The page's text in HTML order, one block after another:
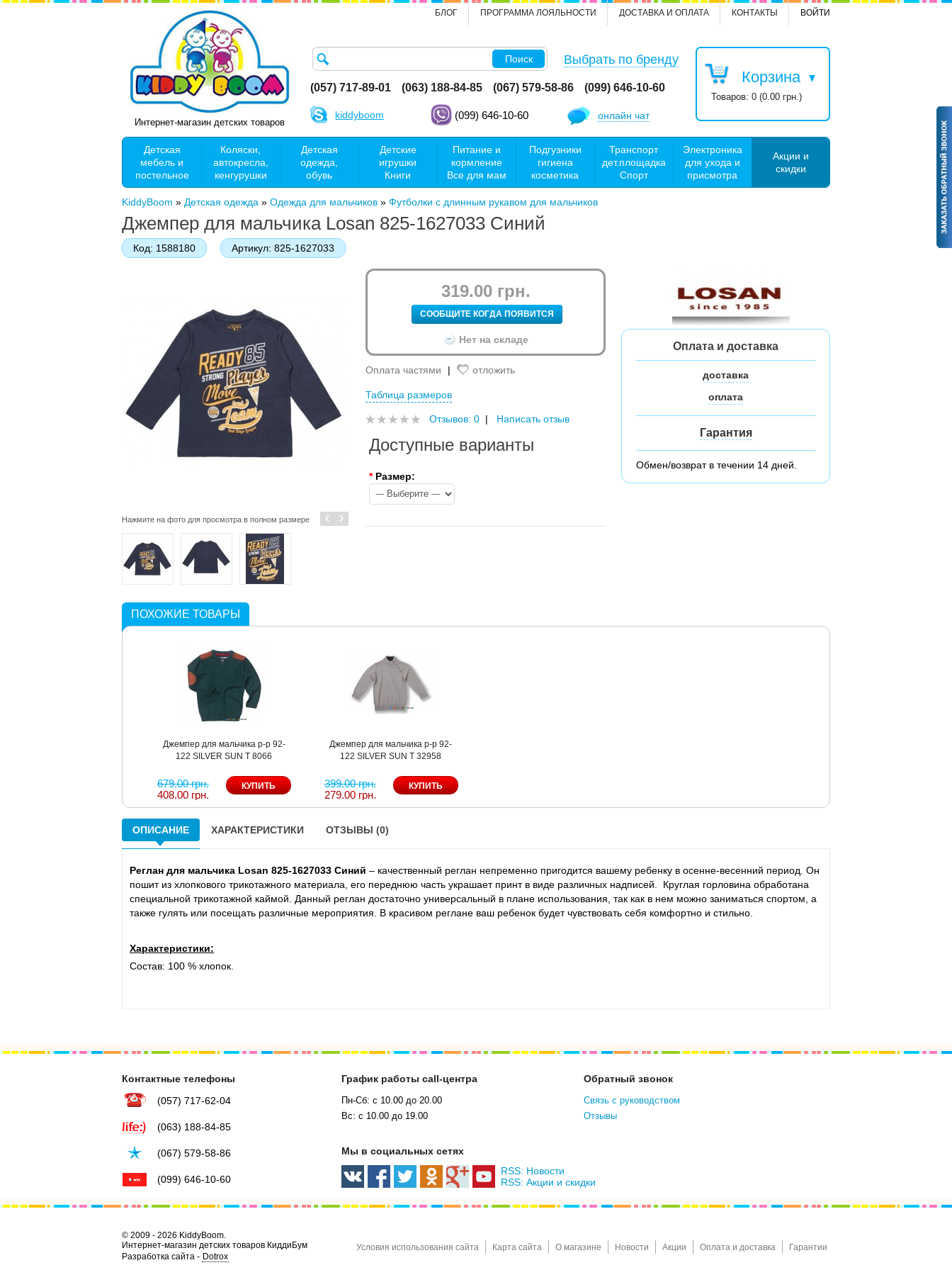
ВОЙТИ
КОНТАКТЫ
ДОСТАВКА И ОПЛАТА
ПРОГРАММА ЛОЯЛЬНОСТИ
БЛОГ
Интернет-магазин детских товаров
Поиск Выбрать по бренду
Корзина
Товаров: 0 (0.00 грн.)
(057) 717-89-01 (063) 188-84-85 (067) 579-58-86 (099) 646-10-60
kiddyboom (099) 646-10-60 онлайн чат
Детская
мебель и
постельное
Коляски,
автокресла,
кенгурушки
Детская
одежда,
обувь
Детские
игрушки
Книги
Питание и
кормление
Все для мам
Подгузники
гигиена
косметика
Транспорт
дет.площадка
Спорт
Электроника
для ухода и
присмотра
Акции и
скидки
KiddyBoom » Детская одежда » Одежда для мальчиков » Футболки с длинным рукавом для мальчиков
Джемпер для мальчика Losan 825-1627033 Синий
Код: 1588180 Артикул: 825-1627033
Нажмите на фото для просмотра в полном размере ‹ ›
319.00 грн.
СООБЩИТЕ КОГДА ПОЯВИТСЯ
Нет на складе
Оплата частями | отложить
Таблица размеров
Отзывов: 0 | Написать отзыв
Доступные варианты
* Размер:
Оплата и доставка
доставка
оплата
Гарантия
Обмен/возврат в течении 14 дней.
ПОХОЖИЕ ТОВАРЫ
Джемпер для мальчика р-р 92-
122 SILVER SUN T 8066
679.00 грн.
408.00 грн.
Джемпер для мальчика р-р 92-
122 SILVER SUN T 32958
399.00 грн.
279.00 грн.
ОПИСАНИЕ ХАРАКТЕРИСТИКИ ОТЗЫВЫ (0)
Реглан для мальчика Losan 825-1627033 Синий – качественный реглан непременно пригодится вашему ребенку в осенне-весенний период. Он
пошит из хлопкового трикотажного материала, его переднюю часть украшает принт в виде различных надписей. Круглая горловина обработана
специальной трикотажной каймой. Данный реглан достаточно универсальный в плане использования, так как в нем можно заниматься спортом, а
также гулять или посещать различные мероприятия. В красивом реглане ваш ребенок будет чувствовать себя комфортно и стильно.
Характеристики:
Состав: 100 % хлопок.
Контактные телефоны
(057) 717-62-04
(063) 188-84-85
(067) 579-58-86
(099) 646-10-60
График работы call-центра
Пн-Сб: с 10.00 до 20.00
Вс: с 10.00 до 19.00
Обратный звонок
Связь с руководством
Отзывы
Мы в социальных сетях
RSS: Новости
RSS: Акции и скидки
© 2009 - 2026 KiddyBoom.
Интернет-магазин детских товаров КиддиБум
Разработка сайта - Dotrox
Условия использования сайта Карта сайта О магазине Новости Акции Оплата и доставка Гарантии